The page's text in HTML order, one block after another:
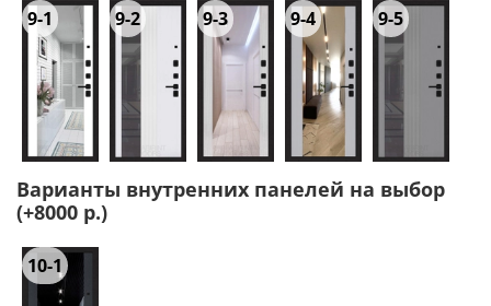
9-1 9-2 9-3 9-4 9-5
Варианты внутренних панелей на выбор
(+8000 р.)
10-1